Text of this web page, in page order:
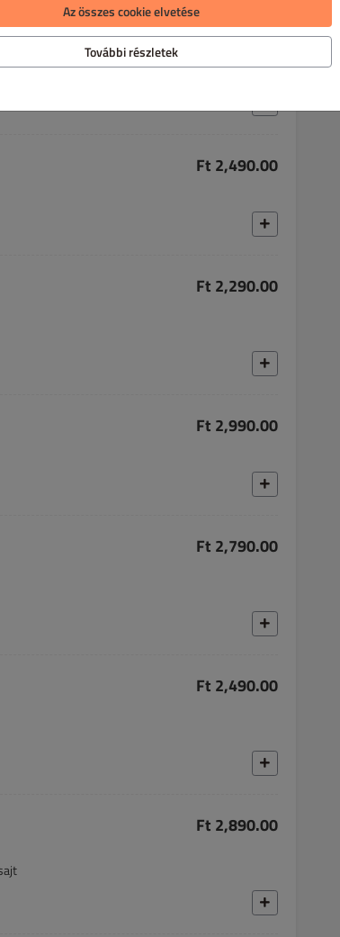
Ft 2,790.00
Ft 2,490.00
Ft 2,290.00
Ft 2,990.00
Ft 2,790.00
Ft 2,490.00
Ft 2,890.00
Az összes cookie elvetése
További részletek